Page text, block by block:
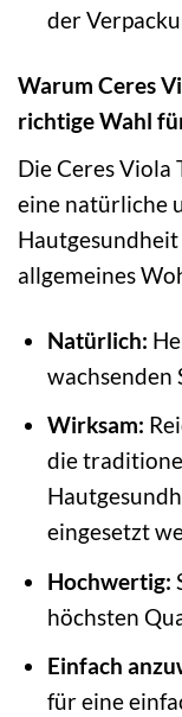
der
Warum Ceres
richtige Wahl
Die Ceres
eine natürliche
allgemeines
Natürlich:
wachsenden
Wirksam:
die
eingesetzt
Hochwertig:
höchsten
Einfach
für eine